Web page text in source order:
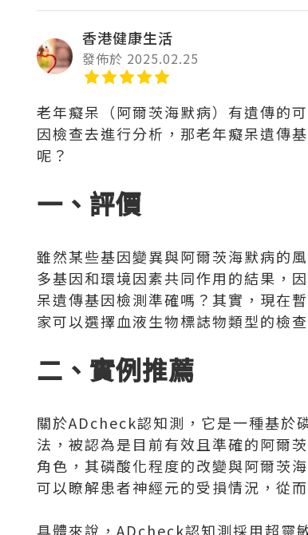
香港健康生活
發佈於 2025.02.25
老年癡呆（阿爾茨海默病）有遺傳的
因檢查去進行分析，那老年癡呆遺傳
呢？
一、評價
雖然某些基因變異與阿爾茨海默病的
多基因和環境因素共同作用的結果，
呆遺傳基因檢測準確嗎？其實，現在
家可以選擇血液生物標誌物類型的檢查
二、實例推薦
關於ADcheck認知測，它是一種基於
法，被認為是目前有效且準確的阿爾
角色，其磷酸化程度的改變與阿爾茨
可以瞭解患者神經元的受損情況，從
具體來說，ADcheck認知測採用超靈